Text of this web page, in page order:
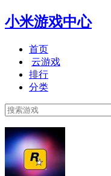
小米游戏中心
首页
云游戏
排行
分类